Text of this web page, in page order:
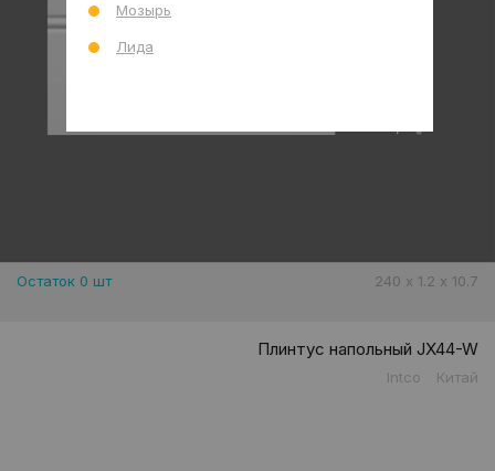
Остаток 0 шт 240 х 1.2 х 10.7
Плинтус напольный JX44-W
Intco Китай
Мозырь
Лида